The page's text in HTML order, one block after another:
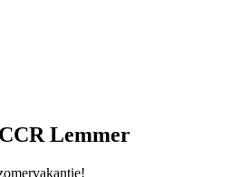
Lemmer